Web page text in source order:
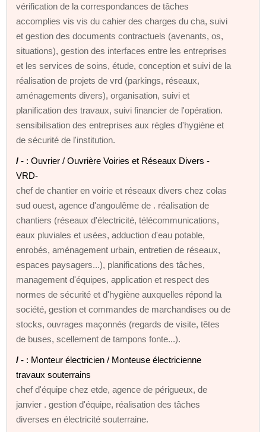
vérification de la correspondances de tâches
accomplies vis vis du cahier des charges du cha, suivi
et gestion des documents contractuels (avenants, os,
situations), gestion des interfaces entre les entreprises
et les services de soins, étude, conception et suivi de la
réalisation de projets de vrd (parkings, réseaux,
aménagements divers), organisation, suivi et
planification des travaux, suivi financier de l'opération.
sensibilisation des entreprises aux règles d'hygiène et
de sécurité de l'institution.
/ - : Ouvrier / Ouvrière Voiries et Réseaux Divers -
VRD-
chef de chantier en voirie et réseaux divers chez colas
sud ouest, agence d'angoulême de . réalisation de
chantiers (réseaux d'électricité, télécommunications,
eaux pluviales et usées, adduction d'eau potable,
enrobés, aménagement urbain, entretien de réseaux,
espaces paysagers...), planifications des tâches,
management d'équipes, application et respect des
normes de sécurité et d'hygiène auxquelles répond la
société, gestion et commandes de marchandises ou de
stocks, ouvrages maçonnés (regards de visite, têtes
de buses, scellement de tampons fonte...).
/ - : Monteur électricien / Monteuse électricienne
travaux souterrains
chef d'équipe chez etde, agence de périgueux, de
janvier . gestion d'équipe, réalisation des tâches
diverses en électricité souterraine.